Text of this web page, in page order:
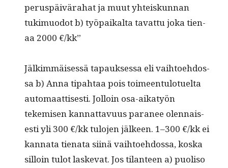
perus­päivära­hat ja muut yhteiskun­nan
tukimuodot b) työ­paikalta tavat­tu joka tien­
aa 2000 €/kk”
Jälkim­mäisessä tapauk­ses­sa eli vai­h­toe­hdos­
sa b) Anna tipah­taa pois toimeen­tu­lotuelta
automaat­tis­es­ti. Jol­loin osa-aikatyön
tekemisen kan­nat­tavu­us para­nee olen­nais­
es­ti yli 300 €/kk tulo­jen jäl­keen. 1–300 €/kk ei
kan­na­ta tien­ata siinä vai­h­toe­hdos­sa, kos­ka
sil­loin tulot laske­vat. Jos tilanteen a) puoliso